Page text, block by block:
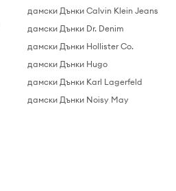
дамски Дънки Calvin Klein Jeans
дамски Дънки Dr. Denim
дамски Дънки Hollister Co.
дамски Дънки Hugo
дамски Дънки Karl Lagerfeld
дамски Дънки Noisy May